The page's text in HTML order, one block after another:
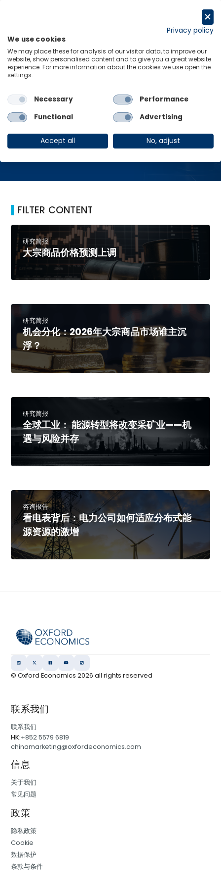
Menu Links
Home 能源和大宗商品
能源和大宗商品
FILTER CONTENT
研究简报
大宗商品价格预测上调
研究简报
机会分化：2026年大宗商品市场谁主沉
浮？
研究简报
全球工业： 能源转型将改变采矿业——机
遇与风险并存
咨询报告
看电表背后：电力公司如何适应分布式能
源资源的激增
© Oxford Economics2026 all rights reserved
联系我们
联系我们
HK:+852 5579 6819
chinamarketing@oxfordeconomics.com
信息
关于我们
常见问题
政策
隐私政策
Cookie
数据保护
条款与条件
Privacy policy
We use cookies
We may place these for analysis of our visitor data, to improve our
website, show personalised content and to give you a great website
experience. For more information about the cookies we use open the
settings.
Necessary
Performance
Functional
Advertising
Accept all No, adjust